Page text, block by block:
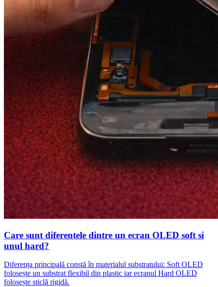
Care sunt diferentele dintre un ecran OLED soft si
unul hard?
Diferența principală constă în materialul substratului: Soft OLED
folosește un substrat flexibil din plastic iar ecranul Hard OLED
folosește sticlă rigidă.